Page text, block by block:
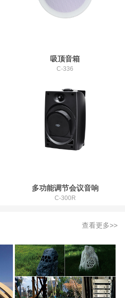
吸顶音箱
C-336
多功能调节会议音响
C-300R
查看更多>>